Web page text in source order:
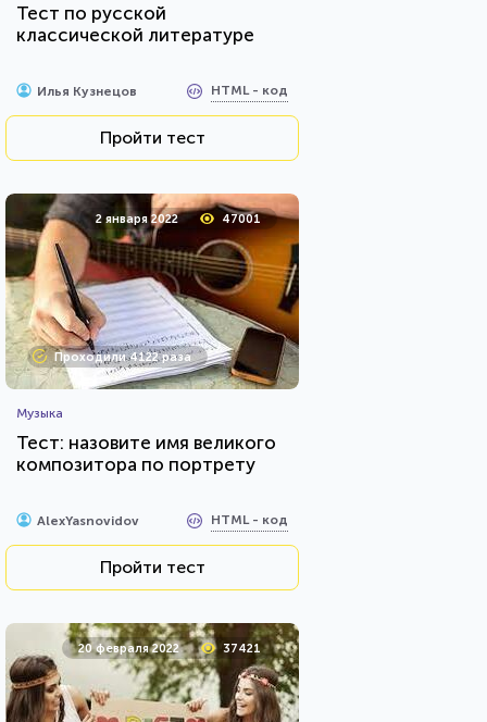
Тест по русской
классической литературе
Илья Кузнецов HTML - код
Пройти тест
2 января 2022 47001
Проходили 4122 раза
Музыка
Тест: назовите имя великого
композитора по портрету
AlexYasnovidov HTML - код
Пройти тест
20 февраля 2022 37421